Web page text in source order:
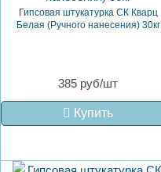
Гипсовая штукатурка СК Кварц
Белая (Ручного нанесения) 30кг
385 руб/шт
Купить